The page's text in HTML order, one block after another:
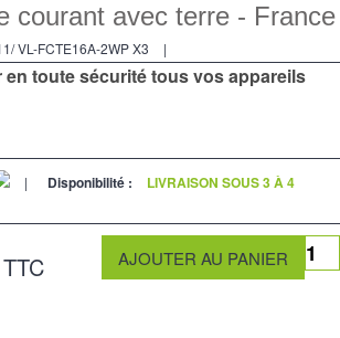
courant avec terre - France
VL-FCTE16A-2WP X3 |
en toute sécurité tous vos appareils
| Disponibilité :
LIVRAISON SOUS 3 À 4
TTC